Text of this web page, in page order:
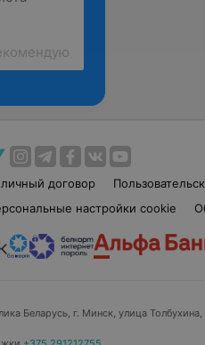
договор
настройки cookie
Беларусь, г. Минск, улица